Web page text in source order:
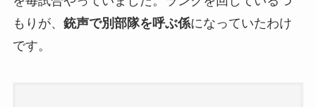
もりが、 銃声で別部隊を呼ぶ係になっていたわけ
です。